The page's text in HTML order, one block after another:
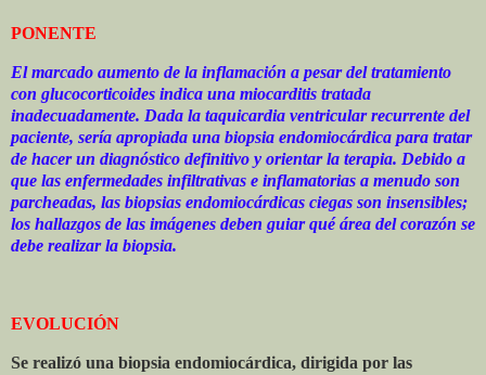
PONENTE
El marcado aumento de la inflamación a pesar del tratamiento
con glucocorticoides indica una miocarditis tratada
inadecuadamente. Dada la taquicardia ventricular recurrente del
paciente, sería apropiada una biopsia endomiocárdica para tratar
de hacer un diagnóstico definitivo y orientar la terapia. Debido a
que las enfermedades infiltrativas e inflamatorias a menudo son
parcheadas, las biopsias endomiocárdicas ciegas son insensibles;
los hallazgos de las imágenes deben guiar qué área del corazón se
debe realizar la biopsia.
EVOLUCIÓN
Se realizó una biopsia endomiocárdica, dirigida por las